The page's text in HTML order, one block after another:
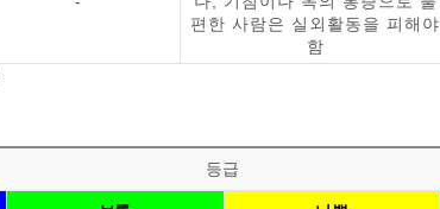
편한 사람은 실외활동을 피해야
함
등급